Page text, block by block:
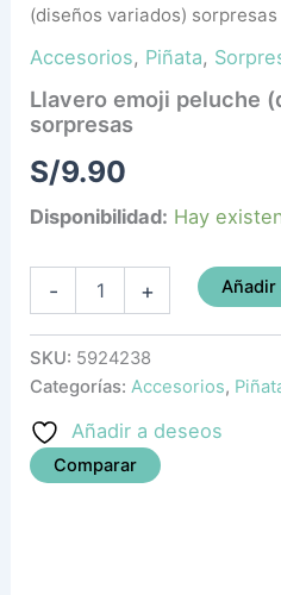
(diseños variados) sorpresas
Accesorios, Piñata,
Llavero emoji peluche
sorpresas
S/9.90
Disponibilidad: Hay
- + Añadir
SKU: 5924238
Categorías:Accesorios,
Añadir a deseos
Comparar